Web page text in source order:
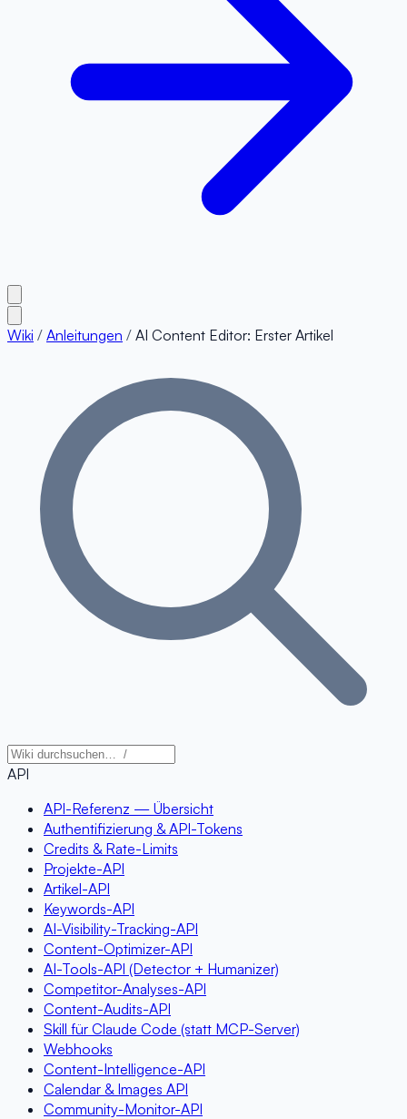
Wiki / Anleitungen / AI Content Editor: Erster Artikel
API
API-Referenz — Übersicht
Authentifizierung & API-Tokens
Credits & Rate-Limits
Projekte-API
Artikel-API
Keywords-API
AI-Visibility-Tracking-API
Content-Optimizer-API
AI-Tools-API (Detector + Humanizer)
Competitor-Analyses-API
Content-Audits-API
Skill für Claude Code (statt MCP-Server)
Webhooks
Content-Intelligence-API
Calendar & Images API
Community-Monitor-API